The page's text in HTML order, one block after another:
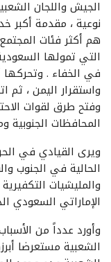
الجيش واللجان
نوعية ، مقدمة أكبر
هم أكثر فئات
التي تمولها
في الخفاء . وتحركها
واستقرار اليمن ، ثم
وفتح طرق لقوات
المحافظات
ويرى القيادي في
الحالية في الجنوب
والمليشيات
الإماراتي
وأورد عدداً من
الشعبية مستعرضا